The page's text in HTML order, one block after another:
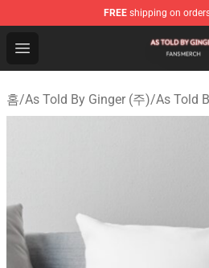
FREE shipping on
Open menu
As Told By Ginger Shop -
홈/As Told By Ginger (주)/As Told